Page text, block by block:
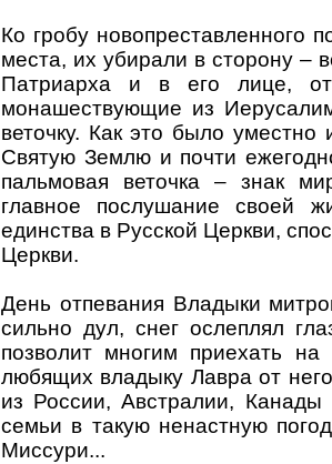
Ко гробу новопреставленного
места, их убирали в сторону –
Патриарха и в его лице,
монашествующие из
веточку. Как это было
Святую Землю и почти
пальмовая веточка – знак
главное послушание своей
единства в Русской Церкви,
Церкви.
День отпевания Владыки
сильно дул, снег ослеплял
позволит многим приехать
любящих владыку Лавра от
из России, Австралии,
семьи в такую ненастную
Миссури...